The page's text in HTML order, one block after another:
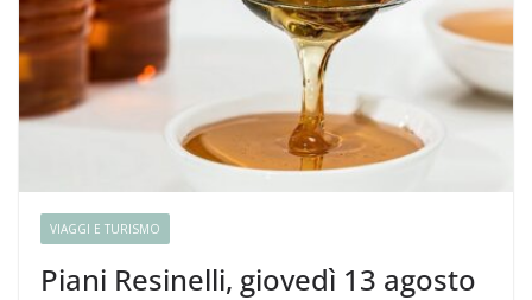
VIAGGI E TURISMO
Piani Resinelli, giovedì 13 agosto